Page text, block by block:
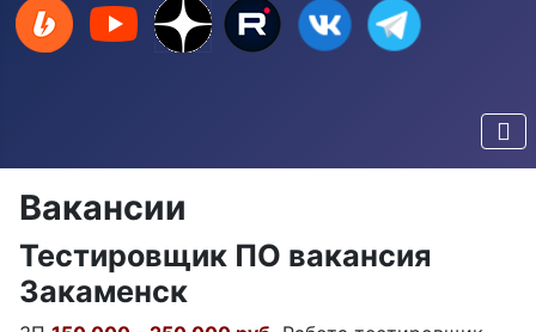
Вакансии
Тестировщик ПО вакансия
Закаменск